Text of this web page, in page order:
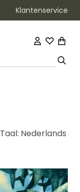
Klantenservice
Taal: Nederlands